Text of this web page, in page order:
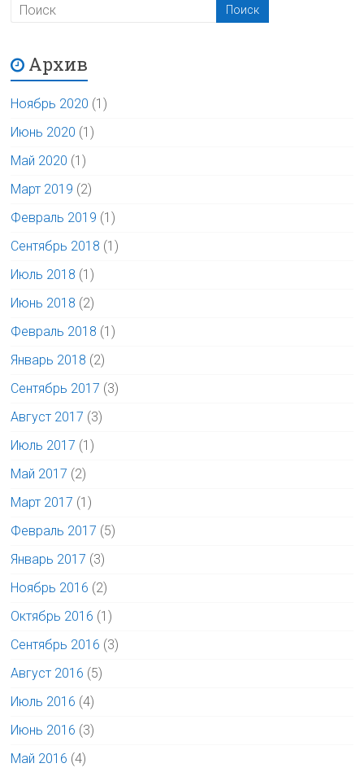
Архив
Ноябрь 2020 (1)
Июнь 2020 (1)
Май 2020 (1)
Март 2019 (2)
Февраль 2019 (1)
Сентябрь 2018 (1)
Июль 2018 (1)
Июнь 2018 (2)
Февраль 2018 (1)
Январь 2018 (2)
Сентябрь 2017 (3)
Август 2017 (3)
Июль 2017 (1)
Май 2017 (2)
Март 2017 (1)
Февраль 2017 (5)
Январь 2017 (3)
Ноябрь 2016 (2)
Октябрь 2016 (1)
Сентябрь 2016 (3)
Август 2016 (5)
Июль 2016 (4)
Июнь 2016 (3)
Май 2016 (4)